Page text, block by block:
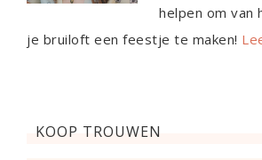
helpen om van
je bruiloft een feestje te maken!
KOOP TROUWEN